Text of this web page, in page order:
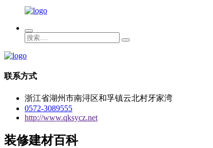
联系方式
浙江省湖州市南浔区和孚镇云北村牙家湾
0572-3089555
http://www.qksycz.net
装修建材百科